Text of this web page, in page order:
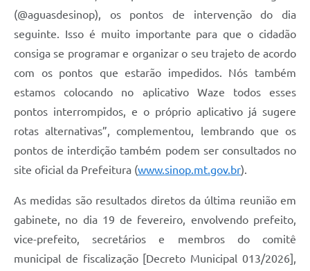
(@aguasdesinop), os pontos de intervenção do dia
seguinte. Isso é muito importante para que o cidadão
consiga se programar e organizar o seu trajeto de acordo
com os pontos que estarão impedidos. Nós também
estamos colocando no aplicativo Waze todos esses
pontos interrompidos, e o próprio aplicativo já sugere
rotas alternativas”, complementou, lembrando que os
pontos de interdição também podem ser consultados no
site oficial da Prefeitura (www.sinop.mt.gov.br).
As medidas são resultados diretos da última reunião em
gabinete, no dia 19 de fevereiro, envolvendo prefeito,
vice-prefeito, secretários e membros do comitê
municipal de fiscalização [Decreto Municipal 013/2026],